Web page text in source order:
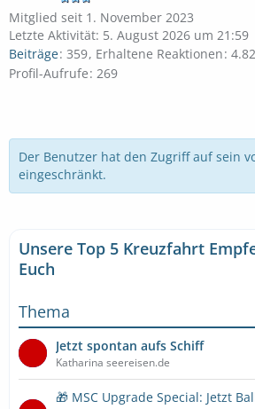
Mitglied seit 1. November 2023
Letzte Aktivität: 5. August 2026 um 21:59
Beiträge 359 Erhaltene Reaktionen
Profil-Aufrufe 269
Der Benutzer hat den Zugriff auf sein
eingeschränkt.
Unsere Top 5 Kreuzfahrt
Euch
Thema
Jetzt spontan aufs Schiff
Katharina seereisen.de
🎁 MSC Upgrade Special: Jetzt